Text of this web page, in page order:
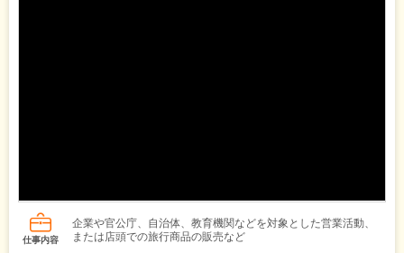
仕事内容
企業や官公庁、自治体、教育機関などを対象とした営業活動、
または店頭での旅行商品の販売など